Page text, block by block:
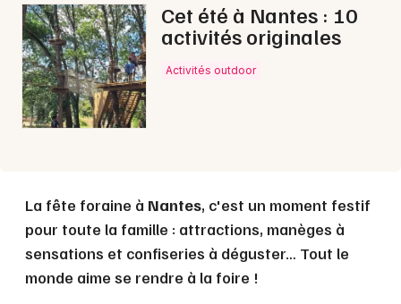
Mon email
Cet été à Nantes : 10
activités originales
Activités outdoor
La fête foraine à Nantes, c'est un moment festif
pour toute la famille : attractions, manèges à
sensations et confiseries à déguster… Tout le
monde aime se rendre à la foire !